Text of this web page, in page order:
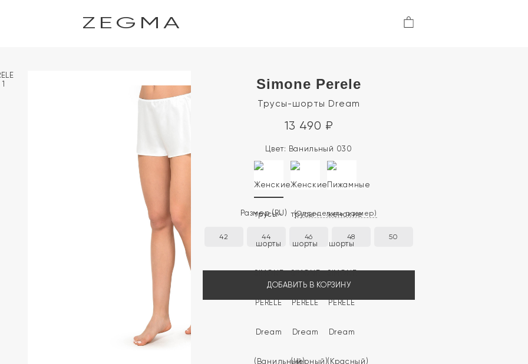
ZEGMA
Simone Perele
Трусы-шорты Dream
13 490 ₽
Цвет: Ванильный 030
Размер(RU) (Определить размер)
42 44 46 48 50
ДОБАВИТЬ В КОРЗИНУ